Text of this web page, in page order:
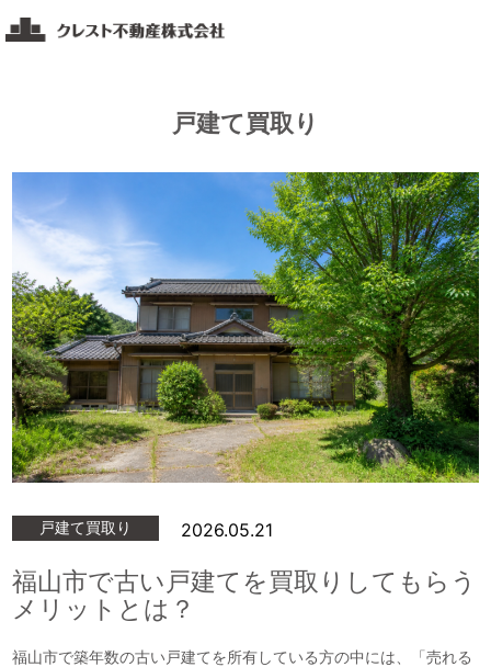
ン
キ
プ
ク
産
福
山・
山・
広
島
エ
リ
ア
の
不
動
戸建て買取り
戸建て買取り 2026.05.21
福山市で古い戸建てを買取りしてもらう
メリットとは？
福山市で築年数の古い戸建てを所有している方の中には、「売れる